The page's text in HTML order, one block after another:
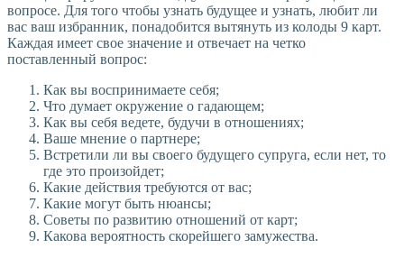
вопросе. Для того чтобы узнать будущее и узнать, любит ли
вас ваш избранник, понадобится вытянуть из колоды 9 карт.
Каждая имеет свое значение и отвечает на четко
поставленный вопрос:
Как вы воспринимаете себя;
Что думает окружение о гадающем;
Как вы себя ведете, будучи в отношениях;
Ваше мнение о партнере;
Встретили ли вы своего будущего супруга, если нет, то
где это произойдет;
Какие действия требуются от вас;
Какие могут быть нюансы;
Советы по развитию отношений от карт;
Какова вероятность скорейшего замужества.